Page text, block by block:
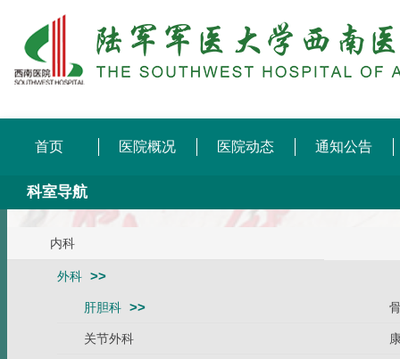
首页 医院概况 医院动态 通知公告
科室导航
内科
外科
肝胆科
关节外科